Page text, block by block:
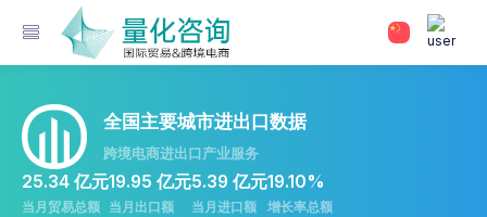
全国主要城市进出口数据
跨境电商进出口产业服务
25.34 亿元
当月贸易总额
19.95 亿元
当月出口额
5.39 亿元
当月进口额
19.10%
增长率总额